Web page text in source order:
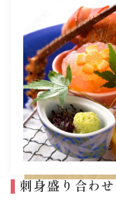
刺身盛り合わせ